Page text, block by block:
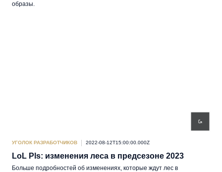
образы.
УГОЛОК РАЗРАБОТЧИКОВ 2022-08-12T15:00:00.000Z
LoL Pls: изменения леса в предсезоне 2023
Больше подробностей об изменениях, которые ждут лес в